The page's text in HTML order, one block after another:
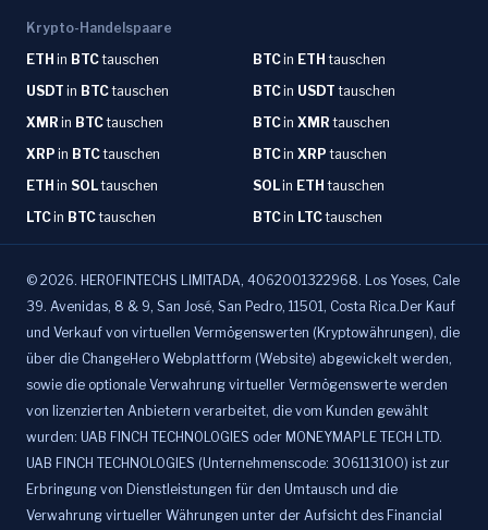
Krypto-Handelspaare
ETH in BTCtauschen BTCin ETH tauschen
USDT in BTCtauschen BTCin USDT tauschen
XMR in BTCtauschen BTCin XMR tauschen
XRP in BTCtauschen BTCin XRP tauschen
ETH in SOLtauschen SOLin ETH tauschen
LTCin BTCtauschen BTCin LTCtauschen
© 2026. HEROFINTECHS LIMITADA, 4062001322968. Los Yoses, Cale
39. Avenidas, 8 & 9, San José, San Pedro, 11501, Costa Rica.Der Kauf
und Verkauf von virtuellen Vermögenswerten (Kryptowährungen), die
über die ChangeHero Webplattform (Website) abgewickelt werden,
sowie die optionale Verwahrung virtueller Vermögenswerte werden
von lizenzierten Anbietern verarbeitet, die vom Kunden gewählt
wurden: UAB FINCH TECHNOLOGIES oder MONEYMAPLE TECH LTD.
UAB FINCH TECHNOLOGIES (Unternehmenscode: 306113100) ist zur
Erbringung von Dienstleistungen für den Umtausch und die
Verwahrung virtueller Währungen unter der Aufsicht des Financial